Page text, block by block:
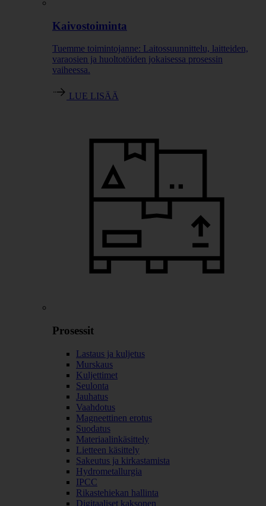
Kaivostoiminta
Tuemme toimintojanne: Laitossuunnittelu, laitteiden,
varaosien ja huoltotöiden jokaisessa prosessin
vaiheessa.
LUE LISÄÄ
Prosessit
Lastaus ja kuljetus
Murskaus
Kuljettimet
Seulonta
Jauhatus
Vaahdotus
Magneettinen erotus
Suodatus
Materiaalinkäsittely
Lietteen käsittely
Sakeutus ja kirkastamista
Hydrometallurgia
IPCC
Rikastehiekan hallinta
Digitaaliset kaksonen